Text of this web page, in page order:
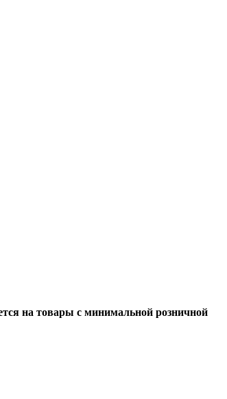
на товары с минимальной розничной